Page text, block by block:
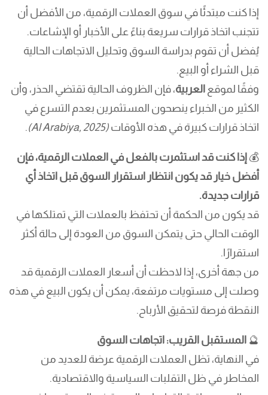
إذا كنت مبتدئًا في سوق العملات الرقمية، من الأفضل أن
تتجنب اتخاذ قرارات سريعة بناءً على الأخبار أو الإشاعات.
يُفضل أن تقوم بدراسة السوق وتحليل الاتجاهات الحالية
قبل الشراء أو البيع.
وفقًا لموقع العربية، فإن الظروف الحالية تقتضي الحذر، وأن
الكثير من الخبراء ينصحون المستثمرين بعدم التسرع في
اتخاذ قرارات كبيرة في هذه الأوقات (Al Arabiya, 2025)
.
💰 إذا كنت قد استثمرت بالفعل في العملات الرقمية، فإن
أفضل خيار قد يكون انتظار استقرار السوق قبل اتخاذ أي
قرارات جديدة.
قد يكون من الحكمة أن تحتفظ بالعملات التي تمتلكها في
الوقت الحالي حتى يتمكن السوق من العودة إلى حالة أكثر
استقرارًا.
من جهة أخرى، إذا لاحظت أن أسعار العملات الرقمية قد
وصلت إلى مستويات مرتفعة، يمكن أن يكون البيع في هذه
النقطة فرصة لتحقيق الأرباح.
🔮 المستقبل القريب: اتجاهات السوق
في النهاية، تظل العملات الرقمية عرضة للعديد من
المخاطر في ظل التقلبات السياسية والاقتصادية.